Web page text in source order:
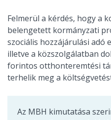
Felmerül a kérdés, hogy a
belengetett kormányzati
szociális hozzájárulási adó
illetve a közszolgálatban
forintos otthonteremtési
terhelik meg a
Az MBH kimutatása